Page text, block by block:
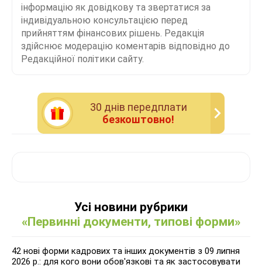
інформацію як довідкову та звертатися за
індивідуальною консультацією перед
прийняттям фінансових рішень. Редакція
здійснює модерацію коментарів відповідно до
Редакційної політики сайту.
30 днiв передплати
безкоштовно!
Усі новини рубрики
«Первинні документи, типові форми»
42 нові форми кадрових та інших документів з 09 липня
2026 р.: для кого вони обов'язкові та як застосовувати